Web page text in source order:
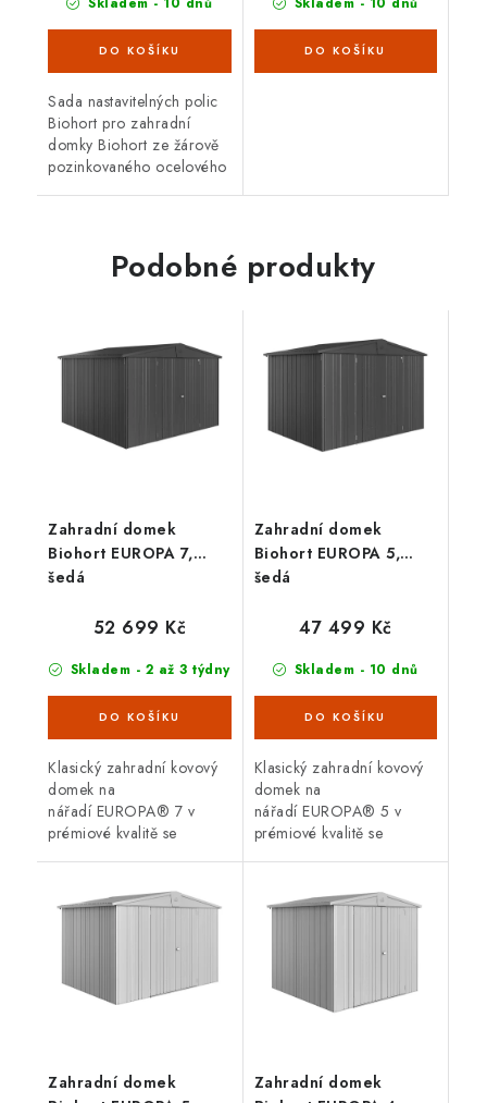
Sada nastavitelných polic
Biohort pro zahradní
domky Biohort ze žárově
pozinkovaného ocelového
Podobné produkty
Zahradní domek
Biohort EUROPA 7,
šedá
Skladem - 2 až 3 týdny
52 699 Kč
Klasický zahradní kovový
domek na
nářadí EUROPA® 7 v
prémiové kvalitě se
dvoukřídlými dveřmi.
Vnější rozměry š 316 x d...
Zahradní domek
Biohort EUROPA 5,
šedá
Skladem - 10 dnů
47 499 Kč
Klasický zahradní kovový
domek na
nářadí EUROPA® 5 v
prémiové kvalitě se
dvoukřídlými dveřmi.
Zahradní domek
Zahradní domek